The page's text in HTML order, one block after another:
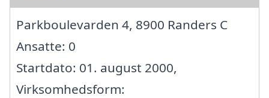
Parkboulevarden 4, 8900 Randers C
Ansatte: 0
Startdato: 01. august 2000,
Virksomhedsform: